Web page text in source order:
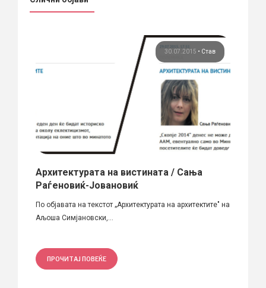
30.07.2015 • Став
Архитектурата на вистината / Сања
Раѓеновиќ-Јовановиќ
По објавата на текстот „Архитектурата на архитектите" на
Аљоша Симјановски,...
ПРОЧИТАЈ ПОВЕЌЕ